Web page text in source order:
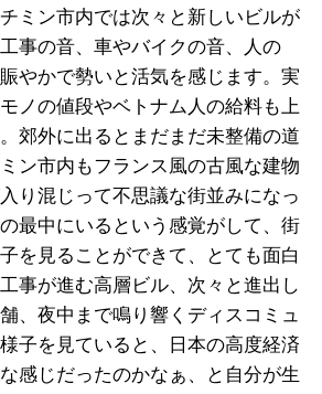
ミン市内では次々と新しいビルが
事の音、車やバイクの音、人の
やかで勢いと活気を感じます。実
ノの値段やベトナム人の給料も上
郊外に出るとまだまだ未整備の道
ン市内もフランス風の古風な建物
り混じって不思議な街並みになっ
最中にいるという感覚がして、街
を見ることができて、とても面白
事が進む高層ビル、次々と進出し
、夜中まで鳴り響くディスコミュ
子を見ていると、日本の高度経済
感じだったのかなぁ、と自分が生